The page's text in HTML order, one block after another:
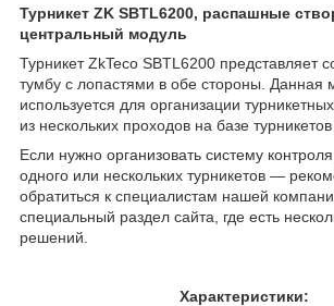
Турникет ZK SBTL6200, распашные
центральный модуль
Турникет ZkTeco SBTL6200 представляет
тумбу с лопастями в обе стороны. Данная
используется для организации
из нескольких проходов на базе
Если нужно организовать систему
одного или нескольких турникетов —
обратиться к специалистам нашей
специальный раздел сайта, где есть
решений.
Характеристики: